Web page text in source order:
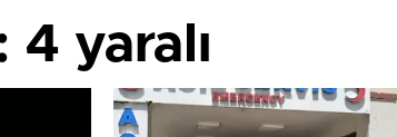
4 yaralı